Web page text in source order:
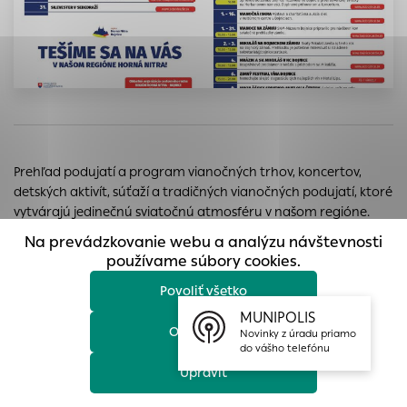
Prehľad podujatí a program vianočných trhov, koncertov,
detských aktivít, súťaží a tradičných vianočných podujatí, ktoré
vytvárajú jedinečnú sviatočnú atmosféru v našom regióne.
Na prevádzkovanie webu a analýzu návštevnosti
používame súbory cookies.
Povoliť všetko
Odmietnuť
Upraviť
prístup k zabezpečeným oblastiam webovej stránky. Bez
týchto súborov cookie nemôže web správne fungovať.
Analytické cookies
Analytické cookies pomáhajú prevádzkovateľovi stránok
možné ich spojiť s konkrétnou osobou.
Povoliť všetko
Uložiť nastavenia
Viac informácií
MUNIPOLIS
Novinky z úradu priamo
do vášho telefónu